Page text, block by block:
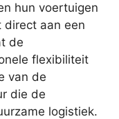
hun voertuigen
direct aan een
de
flexibiliteit
van de
die de
logistiek.